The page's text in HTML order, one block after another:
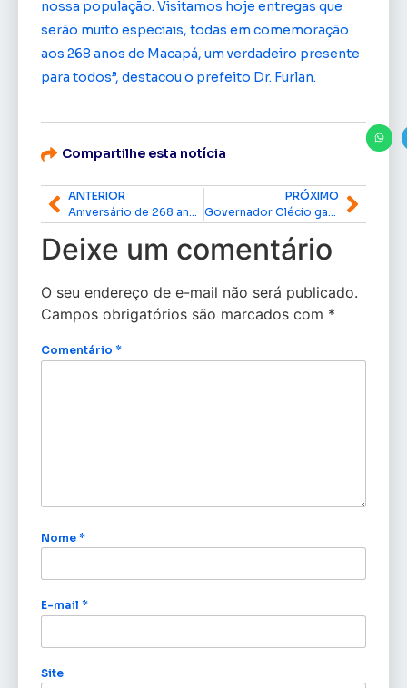
nossa população. Visitamos hoje entregas que
serão muito especiais, todas em comemoração
aos 268 anos de Macapá, um verdadeiro presente
para todos”, destacou o prefeito Dr. Furlan.
Compartilhe esta notícia
ANTERIOR
Aniversário de 268 anos de Macapá terá tradicional bolo e show do Sorriso Maroto
PRÓXIMO
Governador Clécio garante segurança jurídica para 600 famílias com doação das áreas ‘Terra Prometida’ e ‘Nova Aliança’, em Macapá
Deixe um comentário
O seu endereço de e-mail não será publicado.
Campos obrigatórios são marcados com *
Comentário *
Nome *
E-mail *
Site